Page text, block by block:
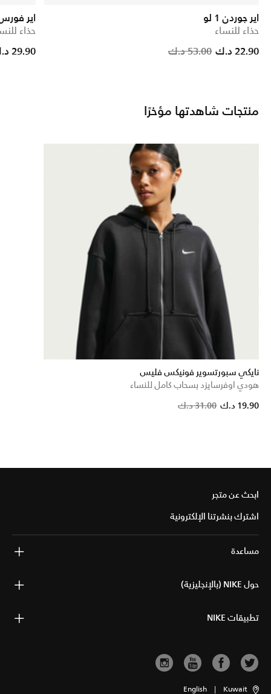
اير جوردن 1 لو
حذاء للنساء
53.00 د.ك 22.90 د.ك
اير فورس 1
حذاء
Price reduced from29.90 د.ك
منتجات شاهدتها مؤخرًا
نايكي سبورتسوير فونيكس فليس
هودي اوفرسايزد بسحاب كامل للنساء
Price 31.00 د.ك to
19.90 د.ك
ابحث عن متجر
اشترك بنشرتنا الإلكترونية
مساعدة
حول NIKE (بالإنجليزية)
تطبيقات NIKE
Kuwait
|
English